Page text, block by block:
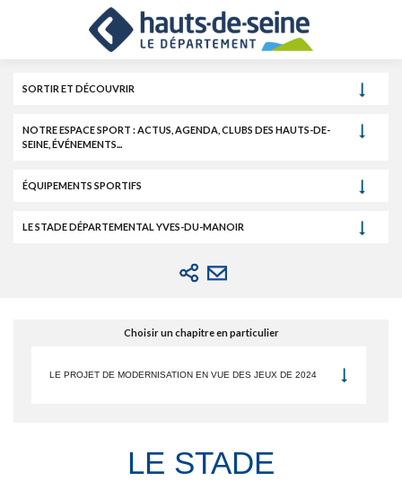
recherche
SORTIR ET DÉCOUVRIR
NOTRE ESPACE SPORT : ACTUS, AGENDA, CLUBS DES HAUTS-DE-
SEINE, ÉVÉNEMENTS...
ÉQUIPEMENTS SPORTIFS
LE STADE DÉPARTEMENTAL YVES-DU-MANOIR
Choisir un chapitre en particulier
LE PROJET DE MODERNISATION EN VUE DES JEUX DE 2024
LE STADE
Cookies et traceurs utilisés sur ce site.